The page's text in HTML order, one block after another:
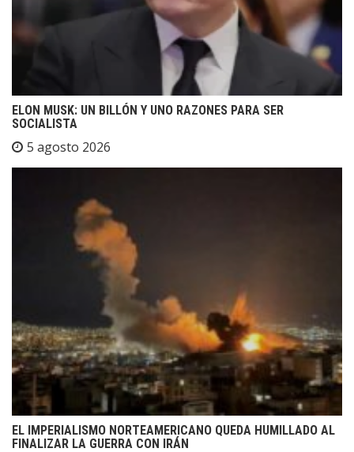
ELON MUSK: UN BILLÓN Y UNO RAZONES PARA SER
SOCIALISTA
5 agosto 2026
EL IMPERIALISMO NORTEAMERICANO QUEDA HUMILLADO AL
FINALIZAR LA GUERRA CON IRÁN